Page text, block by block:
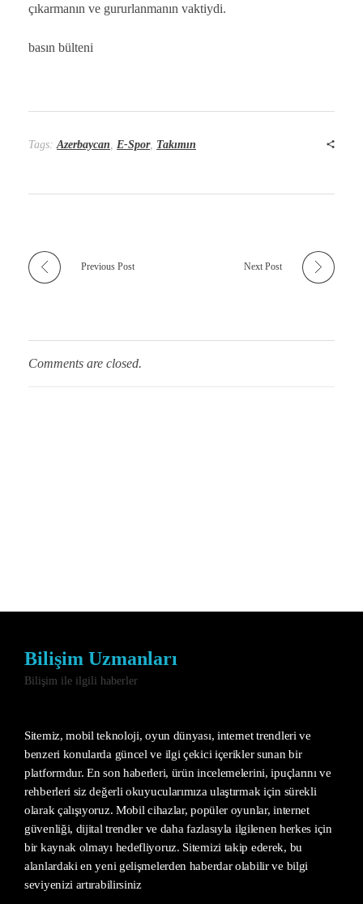
çıkarmanın ve gururlanmanın vaktiydi.
basın bülteni
Tags: Azerbaycan E-Spor, Takımın
Previous Post Next Post
Comments are closed.
Bilişim Uzmanları
Bilişim ile ilgili haberler
Sitemiz, mobil teknoloji, oyun dünyası, internet trendleri ve
benzeri konularda güncel ve ilgi çekici içerikler sunan bir
platformdur. En son haberleri, ürün incelemelerini, ipuçlarını ve
rehberleri siz değerli okuyucularımıza ulaştırmak için sürekli
olarak çalışıyoruz. Mobil cihazlar, popüler oyunlar, internet
güvenliği, dijital trendler ve daha fazlasıyla ilgilenen herkes için
bir kaynak olmayı hedefliyoruz. Sitemizi takip ederek, bu
alanlardaki en yeni gelişmelerden haberdar olabilir ve bilgi
seviyenizi artırabilirsiniz